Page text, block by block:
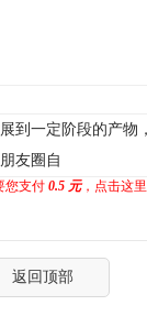
一定阶段的产物
友圈自
您支付 0.5 元，点击这
返回顶部